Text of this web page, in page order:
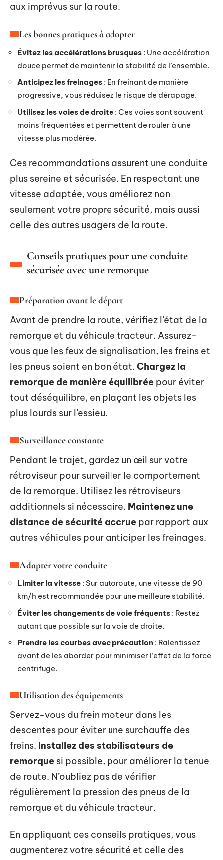
aux imprévus sur la route.
Les bonnes pratiques à adopter
Évitez les accélérations brusques : Une accélération
douce permet de maintenir la stabilité de l’ensemble.
Anticipez les freinages : En freinant de manière
progressive, vous réduisez le risque de dérapage.
Utilisez les voies de droite : Ces voies sont souvent
moins fréquentées et permettent de rouler à une
vitesse plus modérée.
Ces recommandations assurent une conduite
plus sereine et sécurisée. En respectant une
vitesse adaptée, vous améliorez non
seulement votre propre sécurité, mais aussi
celle des autres usagers de la route.
Conseils pratiques pour une conduite
sécurisée avec une remorque
Préparation avant le départ
Avant de prendre la route, vérifiez l’état de la
remorque et du véhicule tracteur. Assurez-
vous que les feux de signalisation, les freins et
les pneus soient en bon état. Chargez la
remorque de manière équilibrée pour éviter
tout déséquilibre, en plaçant les objets les
plus lourds sur l’essieu.
Surveillance constante
Pendant le trajet, gardez un œil sur votre
rétroviseur pour surveiller le comportement
de la remorque. Utilisez les rétroviseurs
additionnels si nécessaire. Maintenez une
distance de sécurité accrue par rapport aux
autres véhicules pour anticiper les freinages.
Adapter votre conduite
Limiter la vitesse : Sur autoroute, une vitesse de 90
km/h est recommandée pour une meilleure stabilité.
Éviter les changements de voie fréquents : Restez
autant que possible sur la voie de droite.
Prendre les courbes avec précaution : Ralentissez
avant de les aborder pour minimiser l’effet de la force
centrifuge.
Utilisation des équipements
Servez-vous du frein moteur dans les
descentes pour éviter une surchauffe des
freins. Installez des stabilisateurs de
remorque si possible, pour améliorer la tenue
de route. N’oubliez pas de vérifier
régulièrement la pression des pneus de la
remorque et du véhicule tracteur.
En appliquant ces conseils pratiques, vous
augmenterez votre sécurité et celle des